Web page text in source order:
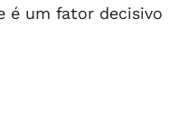
é um fator decisivo